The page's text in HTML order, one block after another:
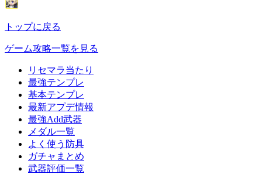
トップに戻る
ゲーム攻略一覧を見る
リセマラ当たり
最強テンプレ
基本テンプレ
最新アプデ情報
最強Add武器
メダル一覧
よく使う防具
ガチャまとめ
武器評価一覧